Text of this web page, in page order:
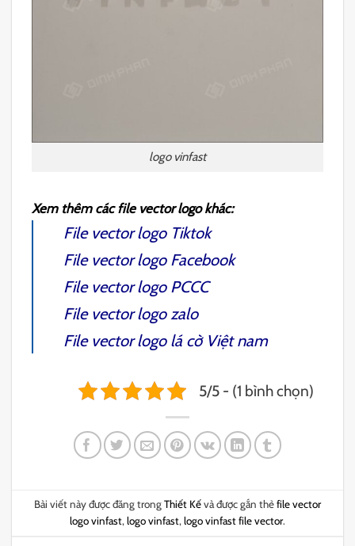
logo vinfast
Xem thêm các file vector logo khác:
File vector logo Tiktok
File vector logo Facebook
File vector logo PCCC
File vector logo zalo
File vector logo lá cờ Việt nam
5/5 - (1 bình chọn)
Bài viết này được đăng trongThiết Kếvà được gắn thẻfile vector
logo vinfast, logo vinfast, logo vinfast file vector.